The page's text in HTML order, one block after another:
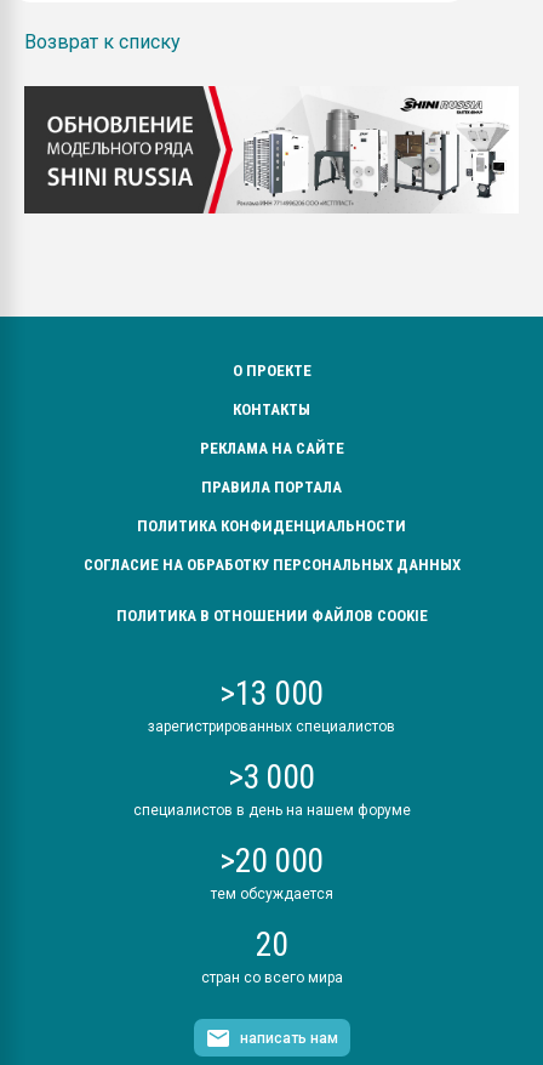
Возврат к списку
О ПРОЕКТЕ
КОНТАКТЫ
РЕКЛАМА НА САЙТЕ
ПРАВИЛА ПОРТАЛА
ПОЛИТИКА КОНФИДЕНЦИАЛЬНОСТИ
СОГЛАСИЕ НА ОБРАБОТКУ ПЕРСОНАЛЬНЫХ ДАННЫХ
ПОЛИТИКА В ОТНОШЕНИИ ФАЙЛОВ COOKIE
>13 000
зарегистрированных специалистов
>3 000
специалистов в день на нашем форуме
>20 000
тем обсуждается
20
стран со всего мира
написать нам